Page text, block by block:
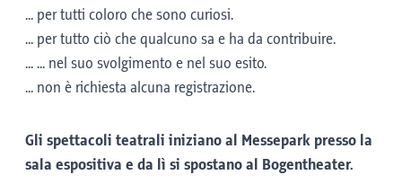
... per tutti coloro che sono curiosi.
... per tutto ciò che qualcuno sa e ha da contribuire.
... ... nel suo svolgimento e nel suo esito.
... non è richiesta alcuna registrazione.
Gli spettacoli teatrali iniziano al Messepark presso la
sala espositiva e da lì si spostano al Bogentheater.